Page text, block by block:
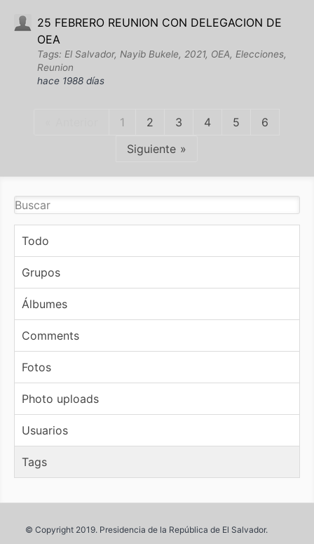
25 FEBRERO REUNION CON DELEGACION DE
OEA
Tags: El Salvador, Nayib Bukele, 2021, OEA, Elecciones,
Reunion
hace 1988 días
1 2 3 4 5
6
Siguiente
Todo
Grupos
Álbumes
Comments
Fotos
Photo uploads
Usuarios
Tags
© Copyright 2019. Presidencia de la República de El Salvador.